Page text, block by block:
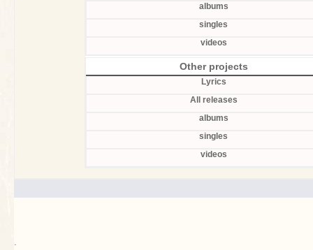
albums
singles
videos
Other projects
Lyrics
All releases
albums
singles
videos
.